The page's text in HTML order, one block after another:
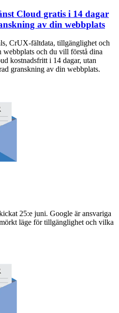
Cloud gratis i 14 dagar
av din webbplats
CrUX-fältdata, tillgänglighet och
webbplats och du vill förstå dina
kostnadsfritt i 14 dagar, utan
granskning av din webbplats.
25:e juni. Google är ansvariga
läge för tillgänglighet och vilka